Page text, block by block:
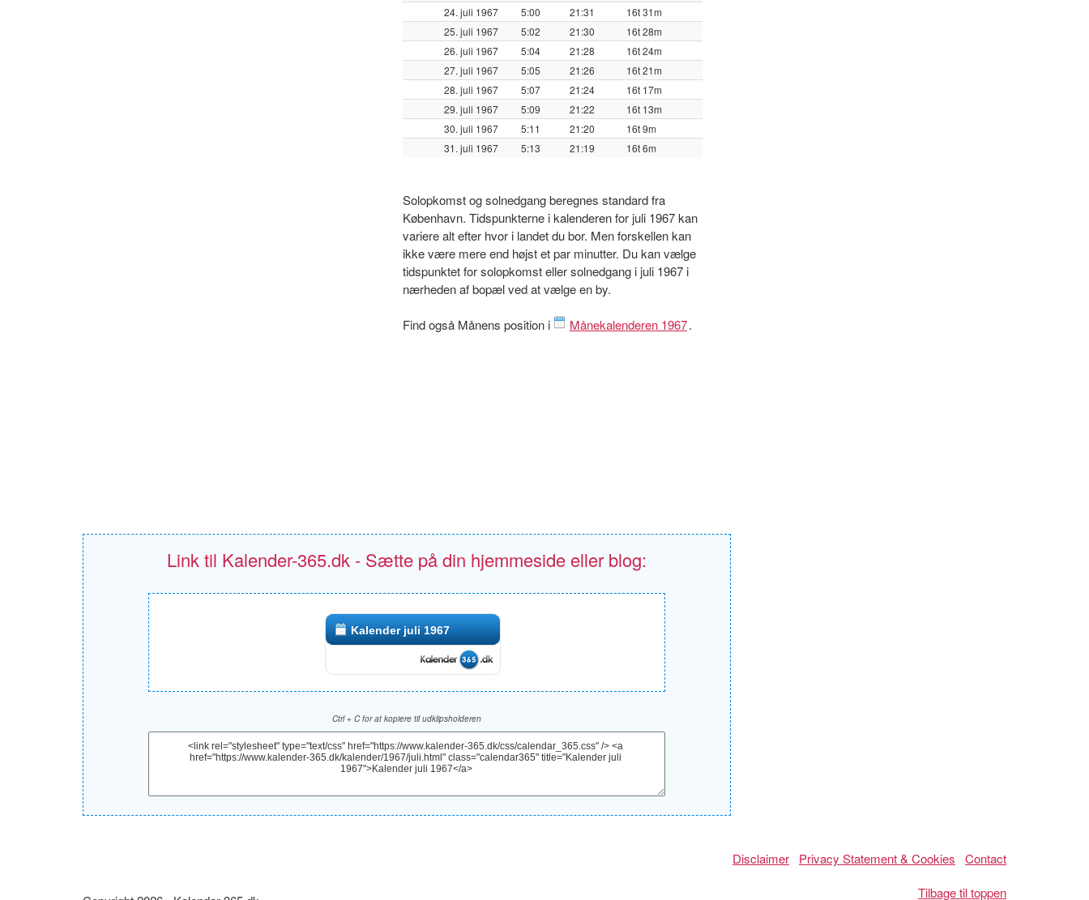
24. juli 1967
5:00 21:31
16t 31m
25. juli 1967
5:02 21:30
16t 28m
26. juli 1967
5:04 21:28
16t 24m
27. juli 1967
5:05 21:26
16t 21m
28. juli 1967
5:07 21:24
16t 17m
29. juli 1967
5:09 21:22
16t 13m
30. juli 1967
5:11 21:20
16t 9m
31. juli 1967
5:13 21:19 16t 6m
Solopkomst og solnedgang beregnes standard fra
København. Tidspunkterne i kalenderen for juli 1967 kan
variere alt efter hvor i landet du bor. Men forskellen kan
ikke være mere end højst et par minutter. Du kan vælge
tidspunktet for solopkomst eller solnedgang i juli 1967 i
nærheden af bopæl ved at vælge en by.
Find også Månens position i Månekalenderen 1967.
Link til Kalender-365.dk - Sætte på din hjemmeside eller blog:
Kalender juli 1967
Ctrl + C for at kopiere til udklipsholderen
Disclaimer Privacy Statement & Cookies
Contact
Tilbage til toppen